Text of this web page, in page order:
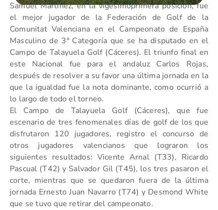
Samuel Martínez, en la vigésimoprimera posición, fue
el mejor jugador de la Federación de Golf de la
Comunitat Valenciana en el Campeonato de España
Masculino de 3ª Categoría que se ha disputado en el
Campo de Talayuela Golf (Cáceres). El triunfo final en
este Nacional fue para el andaluz Carlos Rojas,
después de resolver a su favor una última jornada en la
que la igualdad fue la nota dominante, como ocurrió a
lo largo de todo el torneo.
El Campo de Talayuela Golf (Cáceres), que fue
escenario de tres fenomenales días de golf de los que
disfrutaron 120 jugadores, registro el concurso de
otros jugadores valencianos que lograron los
siguientes resultados: Vicente Arnal (T33), Ricardo
Pascual (T42) y Salvador Gil (T45), los tres pasaron el
corte, mientras que se quedaron fuera de la última
jornada Ernesto Juan Navarro (T74) y Desmond White
que se tuvo que retirar del campeonato.